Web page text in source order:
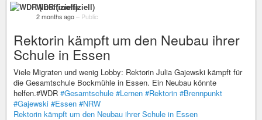
WDR (inoffiziell)
2 months ago – Public
Rektorin kämpft um den Neubau ihrer
Schule in Essen
Viele Migraten und wenig Lobby: Rektorin Julia Gajewski kämpft für
die Gesamtschule Bockmühle in Essen. Ein Neubau könnte
helfen.#WDR #Gesamtschule #Lernen #Rektorin #Brennpunkt
#Gajewski #Essen #NRW
Rektorin kämpft um den Neubau ihrer Schule in Essen